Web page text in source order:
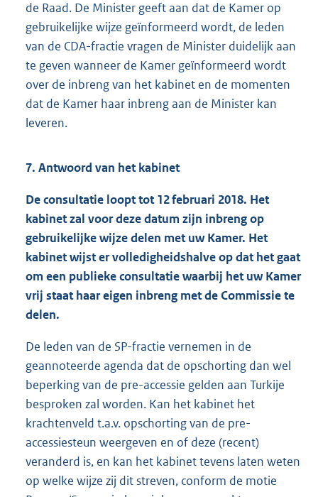
de Raad. De Minister geeft aan dat de Kamer op
gebruikelijke wijze geïnformeerd wordt, de leden
van de CDA-fractie vragen de Minister duidelijk aan
te geven wanneer de Kamer geïnformeerd wordt
over de inbreng van het kabinet en de momenten
dat de Kamer haar inbreng aan de Minister kan
leveren.
7. Antwoord van het kabinet
De consultatie loopt tot 12 februari 2018. Het
kabinet zal voor deze datum zijn inbreng op
gebruikelijke wijze delen met uw Kamer. Het
kabinet wijst er volledigheidshalve op dat het gaat
om een publieke consultatie waarbij het uw Kamer
vrij staat haar eigen inbreng met de Commissie te
delen.
De leden van de SP-fractie vernemen in de
geannoteerde agenda dat de opschorting dan wel
beperking van de pre-accessie gelden aan Turkije
besproken zal worden. Kan het kabinet het
krachtenveld t.a.v. opschorting van de pre-
accessiesteun weergeven en of deze (recent)
veranderd is, en kan het kabinet tevens laten weten
op welke wijze zij dit streven, conform de motie